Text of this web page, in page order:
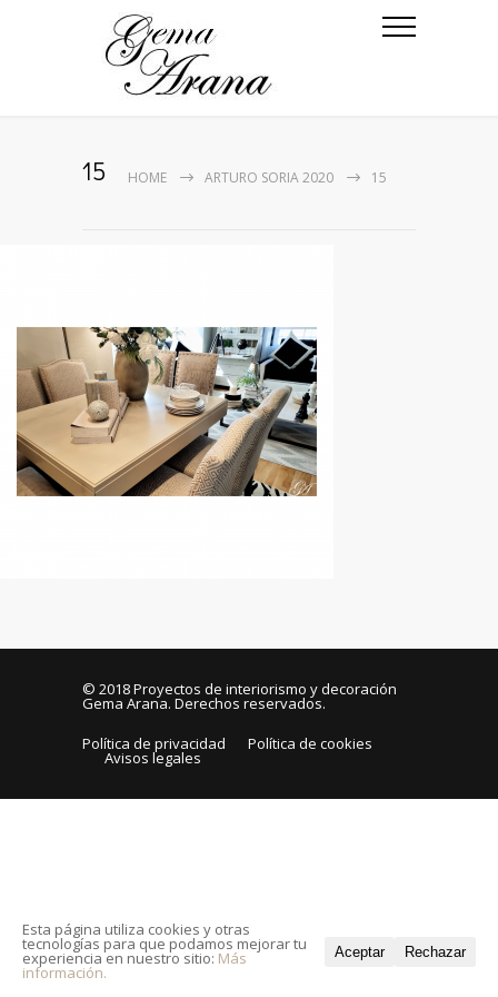
15 HOME ARTURO SORIA 2020 15
© 2018Proyectos de interiorismo y decoración
Gema Arana. Derechos reservados.
Política de privacidad
Política de cookies
Avisos legales
Esta página utiliza cookies y otras
tecnologías para que podamos mejorar tu
experiencia en nuestro sitio: Más
información.
Aceptar Rechazar